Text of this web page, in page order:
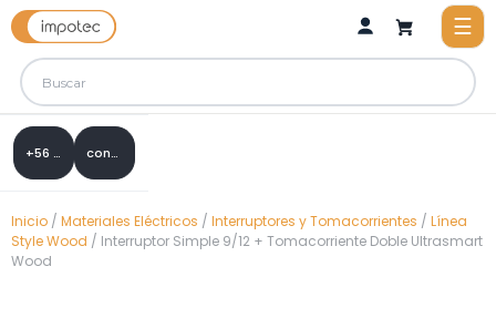
+56 9 8288 0307 contacto@impotec.cl
Inicio / Materiales Eléctricos / Interruptores y Tomacorrientes / Línea
Style Wood / Interruptor Simple 9/12 + Tomacorriente Doble Ultrasmart
Wood